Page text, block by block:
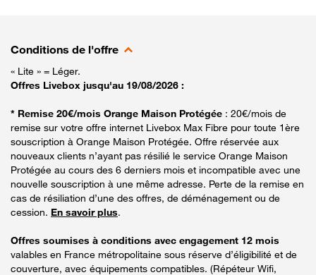
Conditions de l'offre
« Lite » = Léger.
Offres Livebox jusqu'au 19/08/2026 :
* Remise 20€/mois Orange Maison Protégée : 20€/mois de
remise sur votre offre internet Livebox Max Fibre pour toute 1ère
souscription à Orange Maison Protégée. Offre réservée aux
nouveaux clients n’ayant pas résilié le service Orange Maison
Protégée au cours des 6 derniers mois et incompatible avec une
nouvelle souscription à une même adresse. Perte de la remise en
cas de résiliation d’une des offres, de déménagement ou de
cession. En savoir plus.
Offres soumises à conditions avec engagement 12 mois
valables en France métropolitaine sous réserve d’éligibilité et de
couverture, avec équipements compatibles. (Répéteur Wifi,